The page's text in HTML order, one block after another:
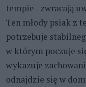
tempie - zwracają
Ten młody psiak z
potrzebuje
w którym poczuje
wykazuje
odnajdzie się w